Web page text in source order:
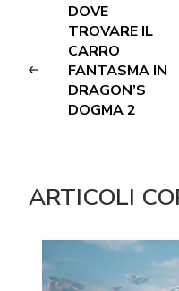
DOVE
TROVARE IL
CARRO
FANTASMA IN
DRAGON’S
DOGMA 2
ARTICOLI